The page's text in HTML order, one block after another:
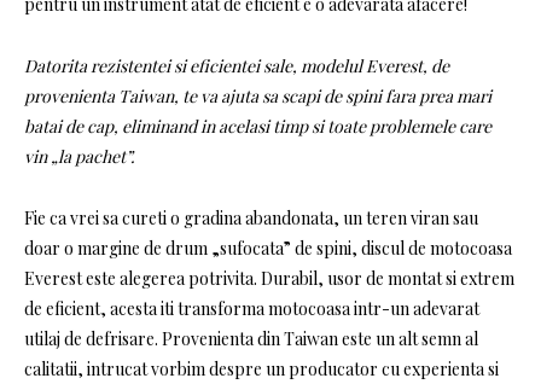
Datorita rezistentei si eficientei sale, modelul Everest, de
provenienta Taiwan, te va ajuta sa scapi de spini fara prea mari
batai de cap, eliminand in acelasi timp si toate problemele care
vin „la pachet”.
Fie ca vrei sa cureti o gradina abandonata, un teren viran sau
doar o margine de drum „sufocata” de spini, discul de motocoasa
Everest este alegerea potrivita. Durabil, usor de montat si extrem
de eficient, acesta iti transforma motocoasa intr-un adevarat
utilaj de defrisare. Provenienta din Taiwan este un alt semn al
calitatii, intrucat vorbim despre un producator cu experienta si